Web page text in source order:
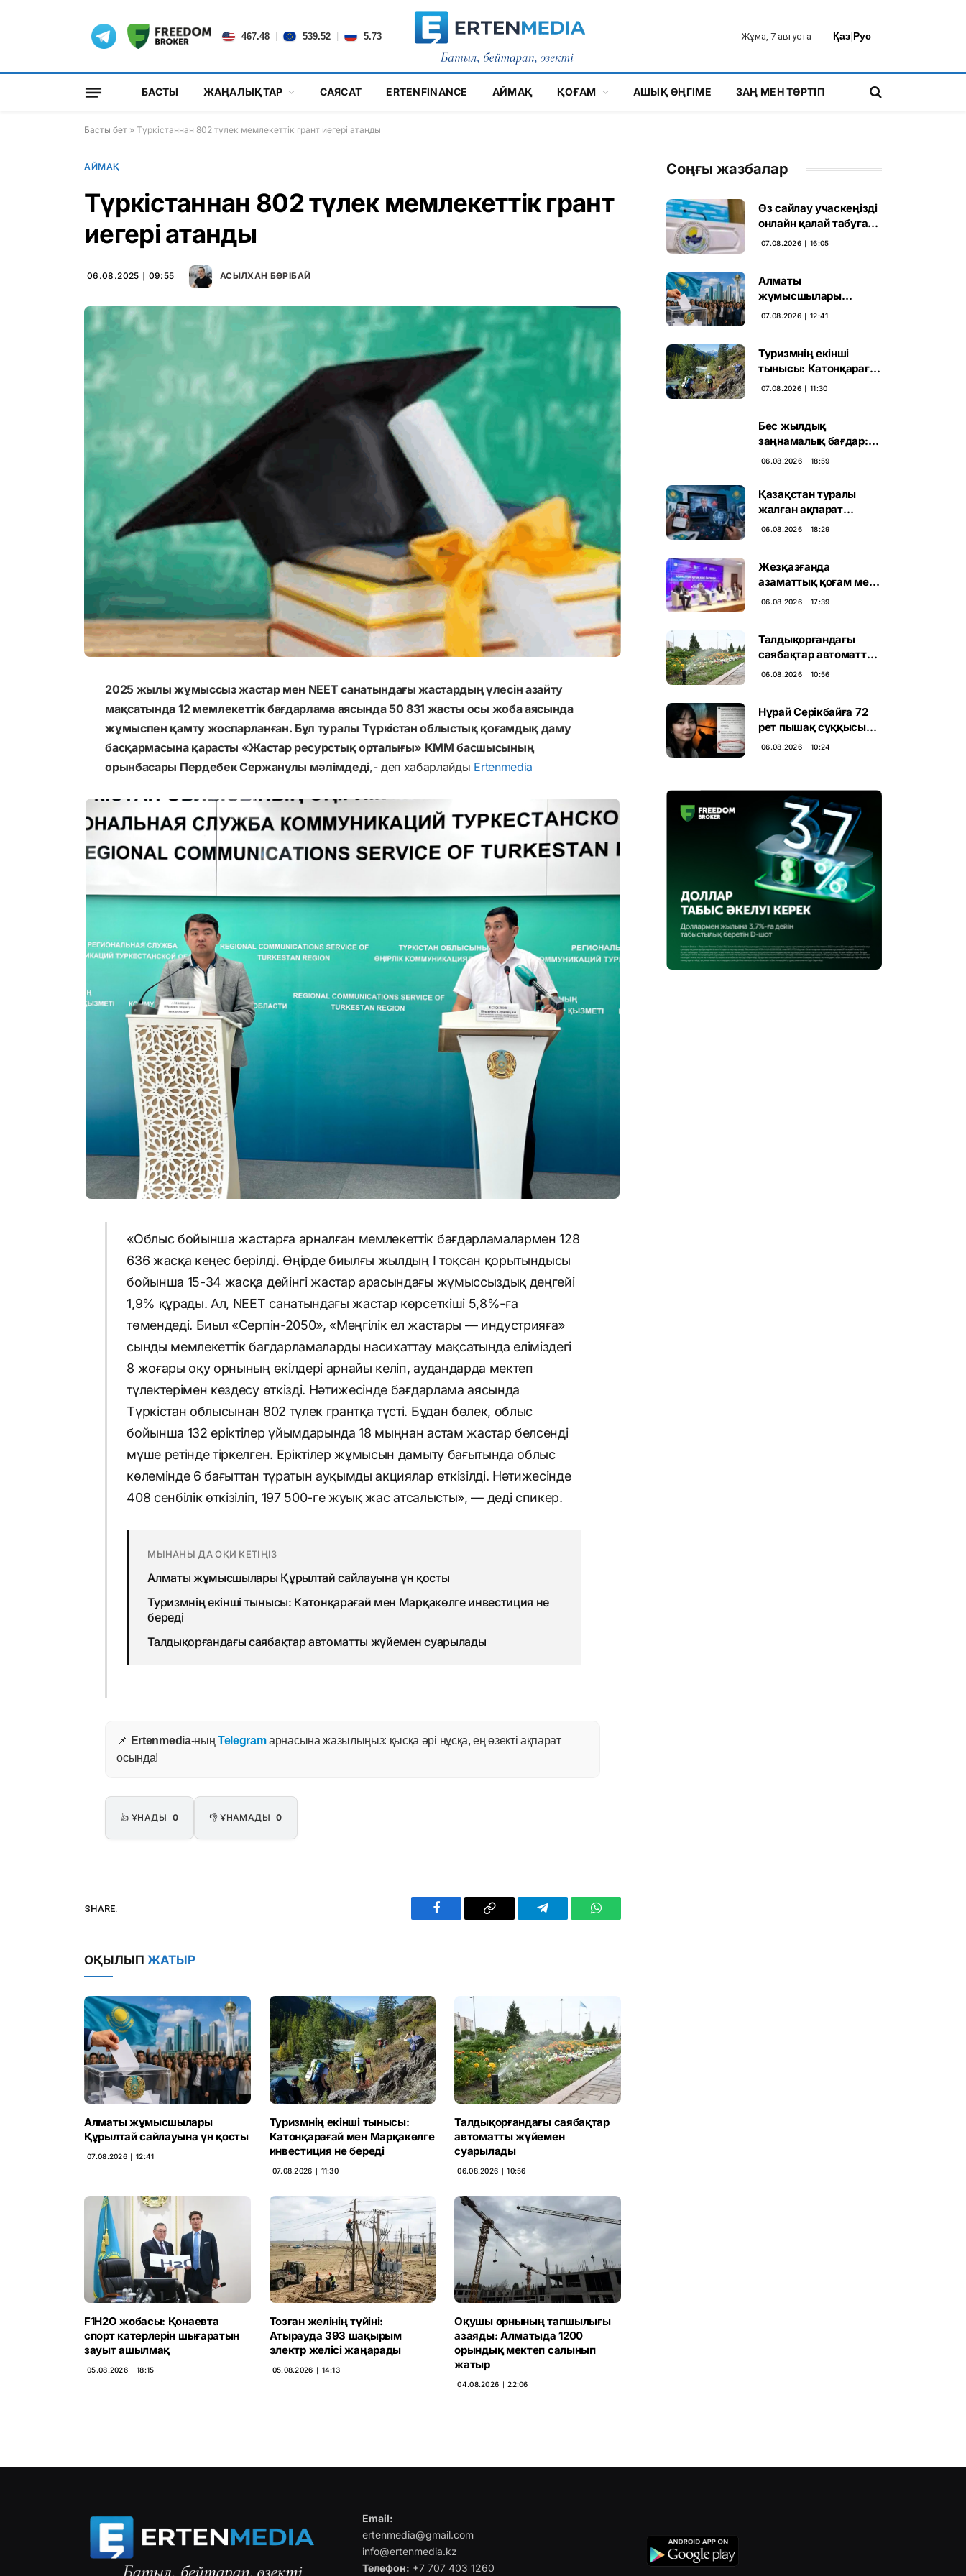
467.48 539.52 5.73 Жұма, 7 августа Қаз|Рус
БАСТЫ ЖАҢАЛЫҚТАР САЯСАТ ERTENFINANCE АЙМАҚ ҚОҒАМ АШЫҚ ӘҢГІМЕ ЗАҢ МЕН ТӘРТІП
Басты бет » Түркістаннан 802 түлек мемлекеттік грант иегері атанды
АЙМАҚ
Түркістаннан 802 түлек мемлекеттік грант
иегері атанды
06.08.2025 ∣ 09:55 АСЫЛХАН БӨРІБАЙ
2025 жылы жұмыссыз жастар мен NEET санатындағы жастардың үлесін азайту
мақсатында 12 мемлекеттік бағдарлама аясында 50 831 жасты осы жоба аясында
жұмыспен қамту жоспарланған. Бұл туралы Түркістан облыстық қоғамдық даму
басқармасына қарасты «Жастар ресурстық орталығы» КММ басшысының
орынбасары Пердебек Сержанұлы мәлімдеді,- деп хабарлайды Ertenmedia
«Облыс бойынша жастарға арналған мемлекеттік бағдарламалармен 128
636 жасқа кеңес берілді. Өңірде биылғы жылдың І тоқсан қорытындысы
бойынша 15-34 жасқа дейінгі жастар арасындағы жұмыссыздық деңгейі
1,9% құрады. Ал, NEET санатындағы жастар көрсеткіші 5,8%-ға
төмендеді. Биыл «Серпін-2050», «Мәңгілік ел жастары — индустрияға»
сынды мемлекеттік бағдарламаларды насихаттау мақсатында еліміздегі
8 жоғары оқу орнының өкілдері арнайы келіп, аудандарда мектеп
түлектерімен кездесу өткізді. Нәтижесінде бағдарлама аясында
Түркістан облысынан 802 түлек грантқа түсті. Бұдан бөлек, облыс
бойынша 132 еріктілер ұйымдарында 18 мыңнан астам жастар белсенді
мүше ретінде тіркелген. Еріктілер жұмысын дамыту бағытында облыс
көлемінде 6 бағыттан тұратын ауқымды акциялар өткізілді. Нәтижесінде
408 сенбілік өткізіліп, 197 500-ге жуық жас атсалысты», — деді спикер.
МЫНАНЫ ДА ОҚИ КЕТІҢІЗ
Алматы жұмысшылары Құрылтай сайлауына үн қосты
Туризмнің екінші тынысы: Катонқарағай мен Марқакөлге инвестиция не
береді
Талдықорғандағы саябақтар автоматты жүйемен суарылады
📌 Ertenmedia-ның Telegramарнасына жазылыңыз: қысқа әрі нұсқа, ең өзекті ақпарат
осында!
👍 ҰНАДЫ 0 👎 ҰНАМАДЫ 0
SHARE.
Facebook Copy
Telegram WhatsApp
ОҚЫЛЫП ЖАТЫР
Алматы жұмысшылары
Құрылтай сайлауына үн қосты
07.08.2026 ∣ 12:41
Туризмнің екінші тынысы:
Катонқарағай мен Марқакөлге
инвестиция не береді
07.08.2026 ∣ 11:30
Талдықорғандағы саябақтар
автоматты жүйемен
суарылады
06.08.2026 ∣ 10:56
F1H2O жобасы: Қонаевта
спорт катерлерін шығаратын
зауыт ашылмақ
05.08.2026 ∣ 18:15
Тозған желінің түйіні:
Атырауда 393 шақырым
электр желісі жаңарады
05.08.2026 ∣ 14:13
Оқушы орнының тапшылығы
азаяды: Алматыда 1200
орындық мектеп салынып
жатыр
04.08.2026 ∣ 22:06
Соңғы жазбалар
Өз сайлау учаскеңізді
онлайн қалай табуға
болады
07.08.2026 ∣ 16:05
Алматы
жұмысшылары
Құрылтай сайлауына
07.08.2026 ∣ 12:41
Туризмнің екінші
тынысы: Катонқарағай
мен Марқакөлге
07.08.2026 ∣ 11:30
Бес жылдық
заңнамалық бағдар:
Мелконян Құрылтай
06.08.2026 ∣ 18:59
Қазақстан туралы
жалған ақпарат
таратқан дипфейктер
06.08.2026 ∣ 18:29
Жезқазғанда
азаматтық қоғам мен
партиялардың
06.08.2026 ∣ 17:39
Талдықорғандағы
саябақтар автоматты
жүйемен суарылады
06.08.2026 ∣ 10:56
Нұрай Серікбайға 72
рет пышақ сұққысы
келгенін жазған адам
06.08.2026 ∣ 10:24
Email:
ertenmedia@gmail.com
info@ertenmedia.kz
Телефон: +7 707 403 1260